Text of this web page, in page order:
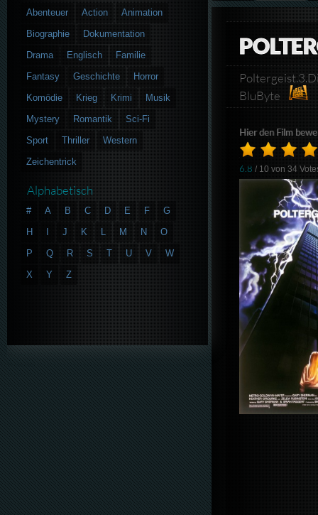
BluByte
Hier den Film
6.8 / 10 von34
Abenteuer Action
Animation
Biographie
Dokumentation
Drama
Englisch
Familie
Fantasy
Geschichte
Horror
Komödie
Krieg Krimi
Musik
Mystery
Romantik
Sci-Fi
Sport
Thriller
Western
Zeichentrick
Alphabetisch
# A B C D E F
G
H
J K L M N
O
P
Q R S T U V
W
X
Y Z